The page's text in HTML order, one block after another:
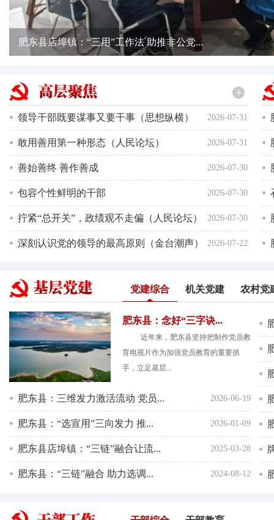
肥东县：全流程打造精品党教片 助力党员教...
2026-07-31
领导干部既要谋事又要干事（思想纵横）
2026-07-31
敢用善用第一种形态（人民论坛）
2026-07-30
善始善终 善作善成
2026-07-30
包容个性鲜明的干部
2026-07-30
拧紧“总开关”，政绩观不走偏（人民论坛）
2026-07-22
深刻认识党的领导的最高原则（金台潮声）
党建综合 机关党建 农村党
肥东县：念好“三字诀...
近年来，肥东县坚持把制作党员教
育电视片作为加强党员教育的重要抓
手，立足基层...
2026-06-19
肥东县：三维发力激活流动 党员...
2026-01-09
肥东县：“选宣用”三向发力 推...
2025-03-28
肥东县店埠镇：“三链”融合让流...
2024-08-12
肥东县：“三链”融合 助力选调...